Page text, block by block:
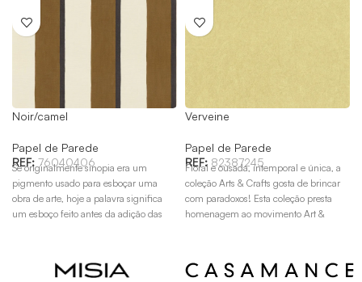
Noir/camel
Papel de Parede
REF: 76040406
Se originalmente sinopia era um
pigmento usado para esboçar uma
obra de arte, hoje a palavra significa
um esboço feito antes da adição das
Sinopia está disponível em cinco cores.
O desenho representa uma coleção de
Verveine
Papel de Parede
REF: 82387245
Floral e ousada, intemporal e única, a
coleção Arts & Crafts gosta de brincar
com paradoxos! Esta coleção presta
homenagem ao movimento Art &